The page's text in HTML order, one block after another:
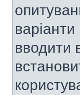
варіанти
вводити